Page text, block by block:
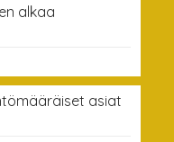
alkaa
asiat